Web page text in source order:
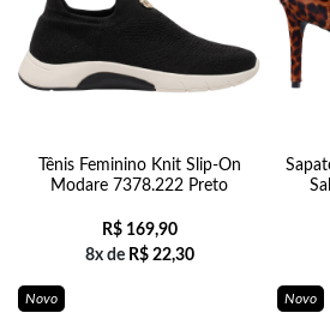
Tênis Feminino Knit Slip-On
Modare 7378.222 Preto
R$169,90
8x de R$22,30
Novo Novo